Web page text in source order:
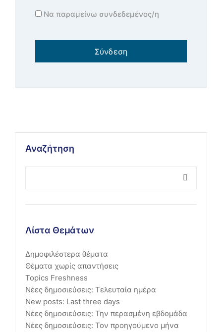
Να παραμείνω συνδεδεμένος/η
Σύνδεση
Αναζήτηση
Λίστα Θεμάτων
Δημοφιλέστερα θέματα
Θέματα χωρίς απαντήσεις
Topics Freshness
Νέες δημοσιεύσεις: Τελευταία ημέρα
New posts: Last three days
Νέες δημοσιεύσεις: Την περασμένη εβδομάδα
Νέες δημοσιεύσεις: Τον προηγούμενο μήνα